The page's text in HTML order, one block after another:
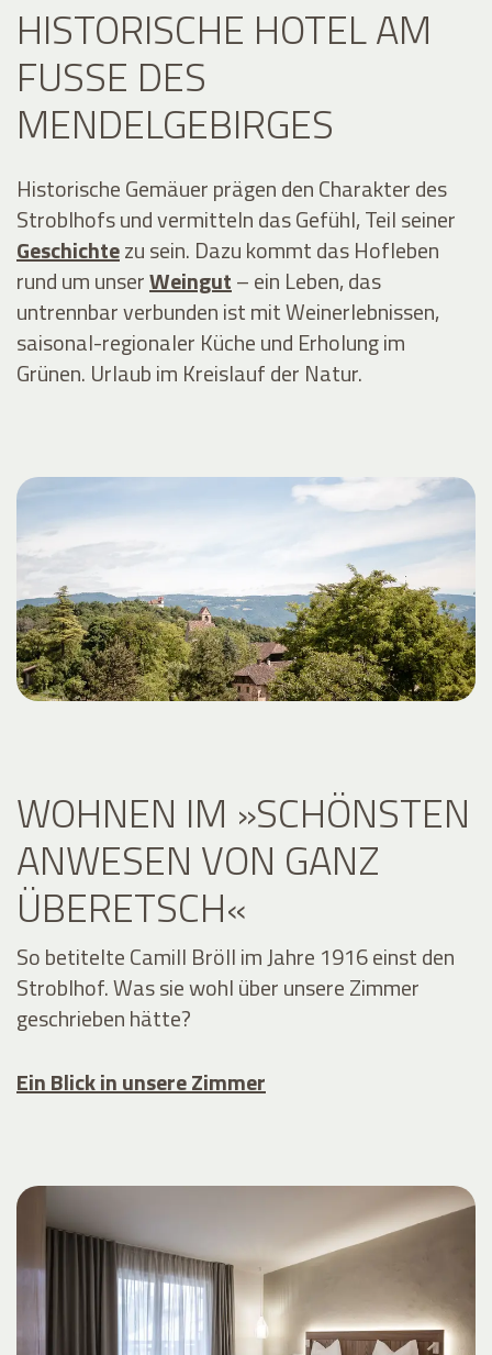
HISTORISCHE HOTEL AM
FUSSE DES M
ENDELGEBIRGES
Historische Gemäuer prägen den Charakter des
Stroblhofs und vermitteln das Gefühl, Teil seiner
Geschichtezu sein. Dazu kommt das Hofleben
rund um unserWeingut– ein Leben, das
untrennbar verbunden ist mit Weinerlebnissen,
saisonal-regionaler Küche und Erholung im
Grünen. Urlaub im Kreislauf der Natur.
WOHNEN IM »SCHÖNSTEN
ANWESEN VON GANZ
ÜBERETSCH«
So betitelte Camill Bröll im Jahre 1916 einst den
Stroblhof. Was sie wohl über unsere Zimmer
geschrieben hätte?
Ein Blick in unsere Zimmer